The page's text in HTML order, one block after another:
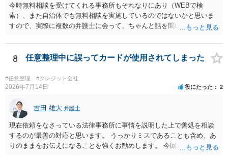
す。ご参考にしてください。
今時無料相談を受けてくれる事務所もそれなりにあり（WEBで検
索）、また自治体でも無料相談を実施しているのではないかと思いま
すので、実際に複数の弁護士に会って、ちゃんと話を聞いてくれる
はそもそも事案を把握できていないようですので、御相談の案件につ
いては弁護士として能力不足なのかもしれません。相手にしない方が
かもしれません。
8 任意整理中に誤ってカードが使用されてしまった
#任意整理 #クレジット会社
2026年7月14日 役にたった 2
吉田 雄大 弁護士
現在依頼をなさっている法律事務所に事情を説明した上で善処を相談
するのが最善の対応と思います。 うっかりミスであることも含め、あ
りのままをお伝えになることを強くお勧めします。 今回のできごとだ